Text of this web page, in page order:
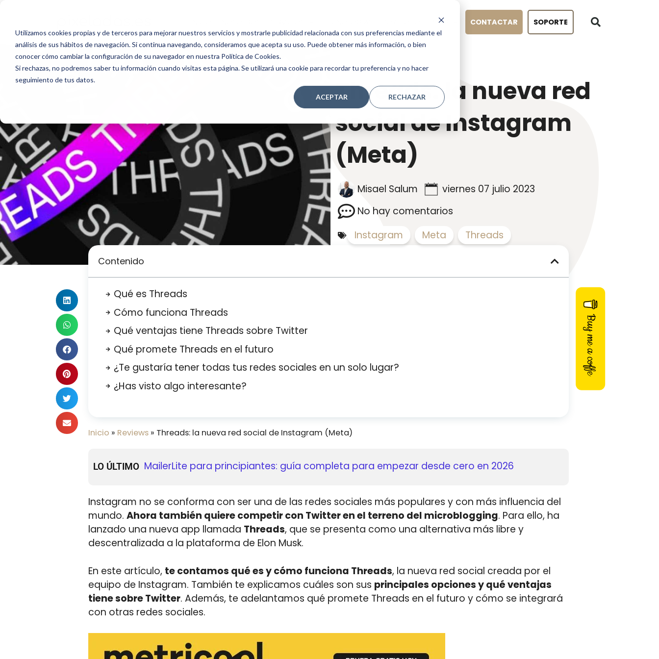
Utilizamos cookies propias y de terceros para mejorar nuestros servicios y mostrarle publicidad relacionada con sus preferencias mediante el
análisis de sus hábitos de navegación. Si continua navegando, consideramos que acepta su uso. Puede obtener más información, o bien
conocer cómo cambiar la configuración de su navegador en nuestra Política de Cookies.
Si rechazas, no podremos saber tu información cuando visitas esta página. Se utilizará una cookie para recordar tu preferencia y no hacer
seguimiento de tus datos.
ACEPTAR RECHAZAR
BLOG CONTACTAR SOPORTE
Threads: la nueva red
social de Instagram
(Meta)
Misael Salum
viernes 07 julio 2023
No hay comentarios
Instagram
, Meta , Threads
Contenido
Qué es Threads
Cómo funciona Threads
Qué ventajas tiene Threads sobre Twitter
Qué promete Threads en el futuro
¿Te gustaría tener todas tus redes sociales en un solo lugar?
¿Has visto algo interesante?
Inicio » Reviews » Threads: la nueva red social de Instagram (Meta)
LO ÚLTIMO SE Ranking y la Intelige
Automatización inteligente de email marketing en 2026: cómo usar MailerLite
para escalar tu negocio
Instagram no se conforma con ser una de las redes sociales más populares y con más influencia del
mundo.Ahora también quiere competir con Twitter en el terreno del microblogging. Para ello, ha
lanzado una nueva app llamada Threads, que se presenta como una alternativa más libre y
descentralizada a la plataforma de Elon Musk.
En este artículo, te contamos qué es y cómo funciona Threads, la nueva red social creada por el
equipo de Instagram. También te explicamos cuáles son sus principales opciones y qué ventajas
tiene sobre Twitter. Además, te adelantamos qué promete Threads en el futuro y cómo se integrará
con otras redes sociales.
Buy me a coffe